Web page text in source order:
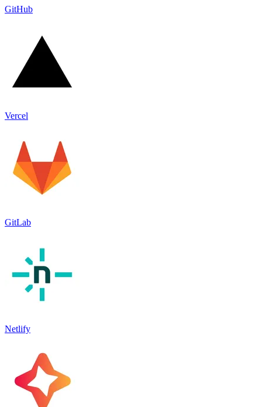
GitHub
Vercel
GitLab
Netlify